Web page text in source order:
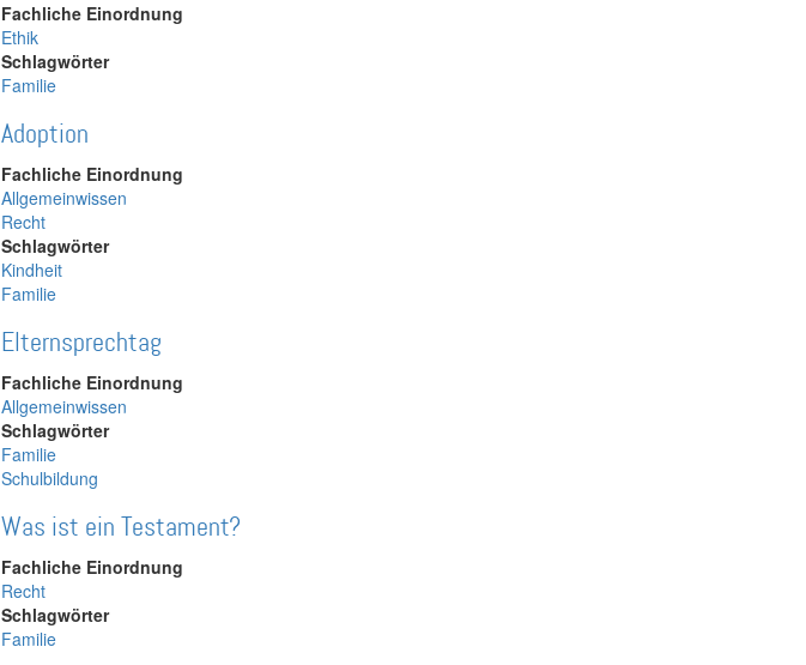
Fachliche Einordnung
Ethik
Schlagwörter
Familie
Adoption
Fachliche Einordnung
Allgemeinwissen
Recht
Schlagwörter
Kindheit
Familie
Elternsprechtag
Fachliche Einordnung
Allgemeinwissen
Schlagwörter
Familie
Schulbildung
Was ist ein Testament?
Fachliche Einordnung
Recht
Schlagwörter
Familie